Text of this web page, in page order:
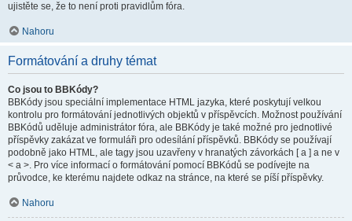
ujistěte se, že to není proti pravidlům fóra.
Nahoru
Formátování a druhy témat
Co jsou to BBKódy?
BBKódy jsou speciální implementace HTML jazyka, které poskytují velkou
kontrolu pro formátování jednotlivých objektů v příspěvcích. Možnost používání
BBKódů uděluje administrátor fóra, ale BBKódy je také možné pro jednotlivé
příspěvky zakázat ve formuláři pro odesílání příspěvků. BBKódy se používají
podobně jako HTML, ale tagy jsou uzavřeny v hranatých závorkách [ a ] a ne v
< a >. Pro více informací o formátování pomocí BBKódů se podívejte na
průvodce, ke kterému najdete odkaz na stránce, na které se píší příspěvky.
Nahoru